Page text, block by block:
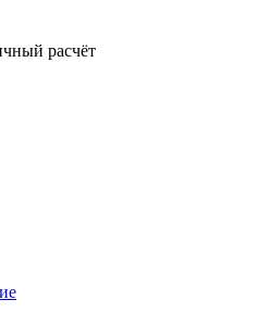
расчёт